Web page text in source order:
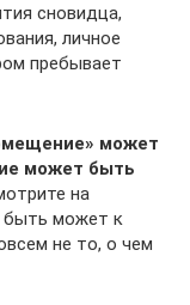
сновидца,
личное
пребывает
может
может быть
на
быть может к
не то, о чем